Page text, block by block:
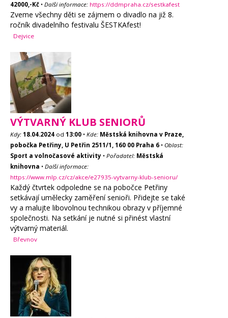
42000,-Kč • Další informace: https://ddmpraha.cz/sestkafest
Zveme všechny děti se zájmem o divadlo na již 8.
ročník divadelního festivalu ŠESTKAfest!
Dejvice
VÝTVARNÝ KLUB SENIORŮ
Kdy: 18.04.2024 od 13:00 • Kde: Městská knihovna v Praze,
pobočka Petřiny, U Petřin 2511/1, 160 00 Praha 6 • Oblast:
Sport a volnočasové aktivity • Pořadatel: Městská
knihovna • Další informace:
https://www.mlp.cz/cz/akce/e27935-vytvarny-klub-senioru/
Každý čtvrtek odpoledne se na pobočce Petřiny
setkávají umělecky zaměření senioři. Přidejte se také
vy a malujte libovolnou technikou obrazy v příjemné
společnosti. Na setkání je nutné si přinést vlastní
výtvarný materiál.
Břevnov